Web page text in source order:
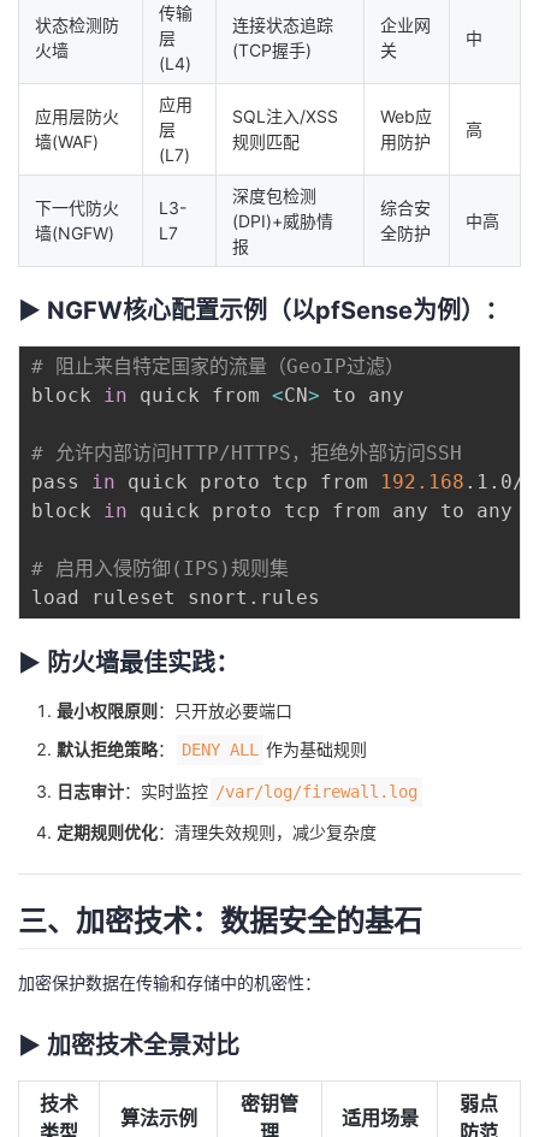
程
认
的
验
我
收
议
状态检测防
火墙
传输
层
(L4)
连接状态追踪
(TCP握手)
企业网
关
中
应用层防火
墙(WAF)
应用
层
(L7)
SQL注入/XSS
规则匹配
Web应
用防护
高
下一代防火
墙(NGFW)
L3-
L7
深度包检测
(DPI)+威胁情
报
综合安
全防护
中高
▶ NGFW核心配置示例（以pfSense为例）：
# 阻止来自特定国家的流量（GeoIP过滤）
block
in quick from <CN> to any
# 允许内部访问HTTP/HTTPS，拒绝外部访问SSH
pass
in quick proto tcp from 192.168 .1.0/
block
in quick proto tcp from any to any
# 启用入侵防御(IPS)规则集
▶ 防火墙最佳实践：
最小权限原则 ：只开放必要端口
默认拒绝策略： DENY ALL 作为基础规则
日志审计：实时监控 /var/log/firewall.log
定期规则优化：清理失效规则，减少复杂度
三、加密技术：数据安全的基石
加密保护数据在传输和存储中的机密性：
▶ 加密技术全景对比
技术
类型
算法示例
密钥管
理
适用场景
弱点
防范